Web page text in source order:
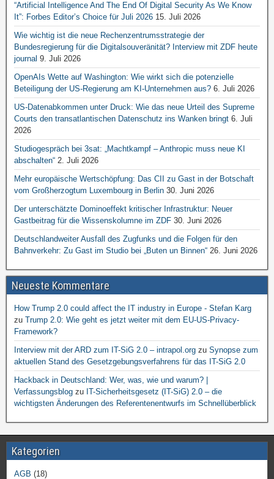
“Artificial Intelligence And The End Of Digital Security As We Know
It”: Forbes Editor’s Choice für Juli 2026 15. Juli 2026
Wie wichtig ist die neue Rechenzentrumsstrategie der
Bundesregierung für die Digitalsouveränität? Interview mit ZDF heute
journal 9. Juli 2026
OpenAIs Wette auf Washington: Wie wirkt sich die potenzielle
Beteiligung der US-Regierung am KI-Unternehmen aus? 6. Juli 2026
US-Datenabkommen unter Druck: Wie das neue Urteil des Supreme
Courts den transatlantischen Datenschutz ins Wanken bringt 6. Juli
2026
Studiogespräch bei 3sat: „Machtkampf – Anthropic muss neue KI
abschalten“ 2. Juli 2026
Mehr europäische Wertschöpfung: Das CII zu Gast in der Botschaft
vom Großherzogtum Luxembourg in Berlin 30. Juni 2026
Der unterschätzte Dominoeffekt kritischer Infrastruktur: Neuer
Gastbeitrag für die Wissenskolumne im ZDF 30. Juni 2026
Deutschlandweiter Ausfall des Zugfunks und die Folgen für den
Bahnverkehr: Zu Gast im Studio bei „Buten un Binnen“ 26. Juni 2026
Neueste Kommentare
How Trump 2.0 could affect the IT industry in Europe - Stefan Karg
zu Trump 2.0: Wie geht es jetzt weiter mit dem EU-US-Privacy-
Framework?
Interview mit der ARD zum IT-SiG 2.0 – intrapol.org zu Synopse zum
aktuellen Stand des Gesetzgebungsverfahrens für das IT-SiG 2.0
Hackback in Deutschland: Wer, was, wie und warum? |
Verfassungsblog zu IT-Sicherheitsgesetz (IT-SiG) 2.0 – die
wichtigsten Änderungen des Referentenentwurfs im Schnellüberblick
Kategorien
AGB (18)